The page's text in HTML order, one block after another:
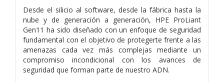
Desde el silicio al software, desde la fábrica hasta la
nube y de generación a generación, HPE ProLiant
Gen11 ha sido diseñado con un enfoque de seguridad
fundamental con el objetivo de protegerte frente a las
amenazas cada vez más complejas mediante un
compromiso incondicional con los avances de
seguridad que forman parte de nuestro ADN.